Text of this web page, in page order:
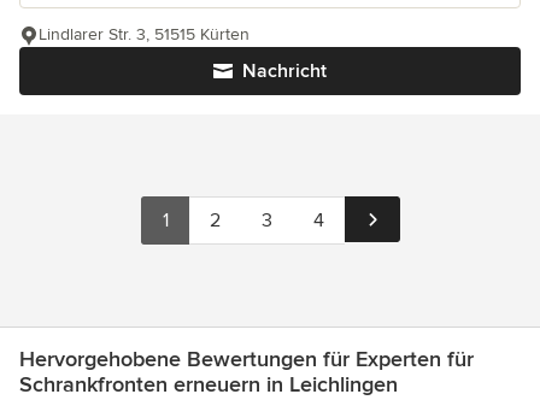
Nachricht
Lindlarer Str. 3, 51515 Kürten
1 2 3 4
Hervorgehobene Bewertungen für Experten für
Schrankfronten erneuern in Leichlingen